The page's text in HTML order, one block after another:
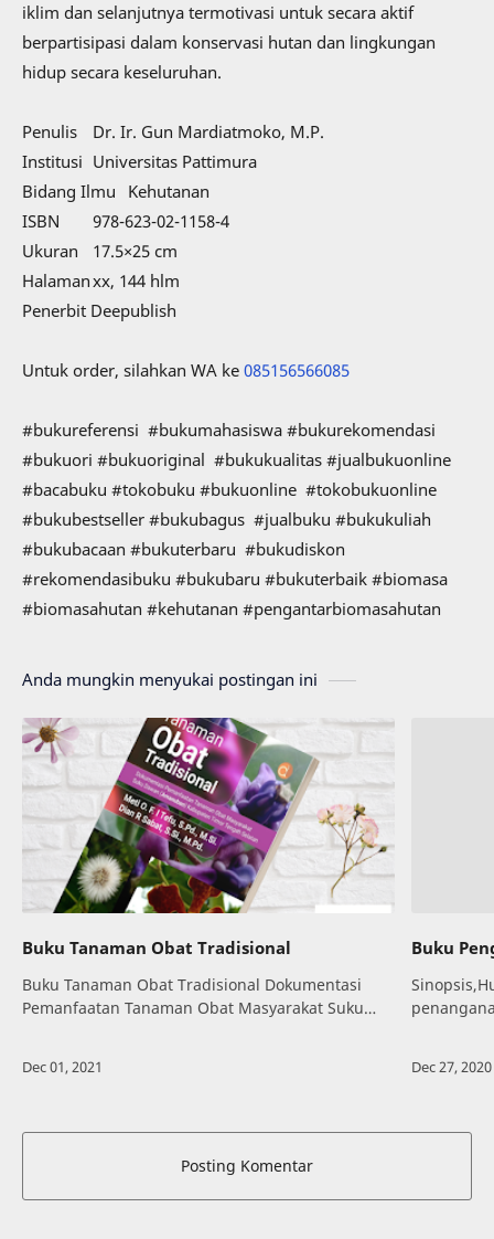
iklim dan selanjutnya termotivasi untuk secara aktif
berpartisipasi dalam konservasi hutan dan lingkungan
hidup secara keseluruhan.
Penulis
Dr. Ir. Gun Mardiatmoko, M.P.
Institusi Universitas Pattimura
Bidang Ilmu
Kehutanan
ISBN
978-623-02-1158-4
Ukuran
17.5×25 cm
Halamanxx, 144 hlm
Penerbit Deepublish
Untuk order, silahkan WA ke 085156566085
#bukureferensi #bukumahasiswa #bukurekomendasi
#bukuori #bukuoriginal #bukukualitas #jualbukuonline
#bacabuku #tokobuku #bukuonline #tokobukuonline
#bukubestseller #bukubagus #jualbuku #bukukuliah
#bukubacaan #bukuterbaru #bukudiskon
#rekomendasibuku #bukubaru #bukuterbaik #biomasa
#biomasahutan #kehutanan #pengantarbiomasahutan
Anda mungkin menyukai postingan ini
Buku Tanaman Obat Tradisional
Buku Tanaman Obat Tradisional Dokumentasi
Pemanfaatan Tanaman Obat Masyarakat Suku
tumbuhan yang d…
Buku
termasuk
Posting Komentar